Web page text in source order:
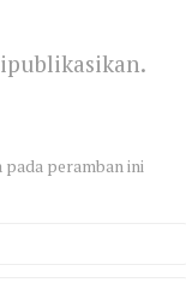
pada peramban ini